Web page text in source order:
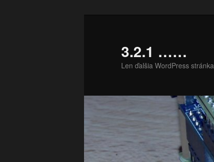
3.2.1 ……
Len ďalšia WordPress stránka